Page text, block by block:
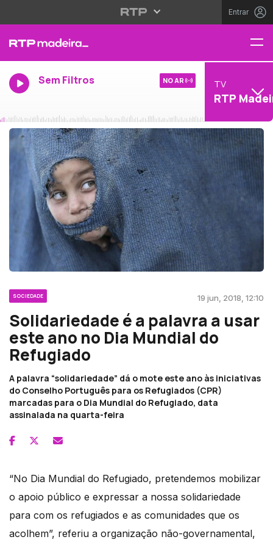
Entrar
Sem Filtros NO AR TV
RTP
SOCIEDADE 19 jun, 2018, 12:10
Solidariedade é a palavra a usar
este ano no Dia Mundial do
Refugiado
A palavra “solidariedade” dá o mote este ano às iniciativas
do Conselho Português para os Refugiados (CPR)
marcadas para o Dia Mundial do Refugiado, data
assinalada na quarta-feira
“No Dia Mundial do Refugiado, pretendemos mobilizar
o apoio público e expressar a nossa solidariedade
para com os refugiados e as comunidades que os
acolhem”, referiu a organização não-governamental,